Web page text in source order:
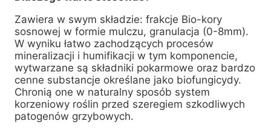
Zawiera w swym składzie: frakcje Bio-kory
sosnowej w formie mulczu, granulacja (0-8mm).
W wyniku łatwo zachodzących procesów
mineralizacji i humifikacji w tym komponencie,
wytwarzane są składniki pokarmowe oraz bardzo
cenne substancje określane jako biofungicydy.
Chronią one w naturalny sposób system
korzeniowy roślin przed szeregiem szkodliwych
patogenów grzybowych.